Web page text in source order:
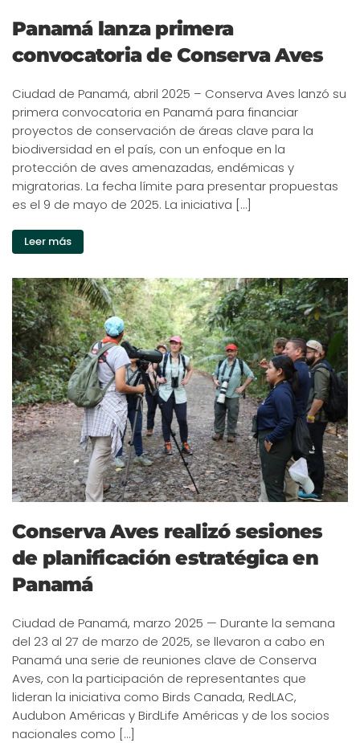
Panamá lanza primera
convocatoria de Conserva Aves
Ciudad de Panamá, abril 2025 – Conserva Aves lanzó su
primera convocatoria en Panamá para financiar
proyectos de conservación de áreas clave para la
biodiversidad en el país, con un enfoque en la
protección de aves amenazadas, endémicas y
migratorias. La fecha límite para presentar propuestas
es el 9 de mayo de 2025. La iniciativa […]
Leer más
Conserva Aves realizó sesiones
de planificación estratégica en
Panamá
Ciudad de Panamá, marzo 2025 — Durante la semana
del 23 al 27 de marzo de 2025, se llevaron a cabo en
Panamá una serie de reuniones clave de Conserva
Aves, con la participación de representantes que
lideran la iniciativa como Birds Canada, RedLAC,
Audubon Américas y BirdLife Américas y de los socios
nacionales como […]